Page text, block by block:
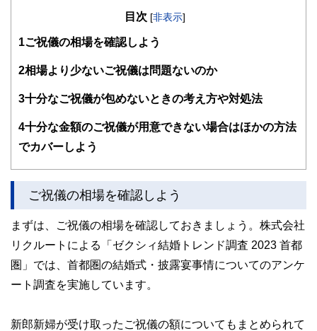
知識がない方でも理解できるようわかりやすく発信していま
得者を中心に「お金や暮らし」に関する書籍・雑誌の編集経
験者で構成され、企画立案から記事掲載まですべての工程に
関わることで、読者目線のコンテンツを追求しています。
護士、税理士、宅地建物取引士、相続診断士、住宅ローンア
ドバイザー、DCプランナー、公認会計士、社会保険労務
士、行政書士、投資アナリスト、キャリアコンサルタントな
をわかりやすく発信している点です。
執筆者・監修者による執筆体制を築くことで、内容のわかり
やすさはもちろんのこと、読み応えのあるコンテンツと確か
な情報発信を実現しています。
私たちは、快適でより良い生活のアイデアを提供するお金の
コンシェルジュを目指します。
目次 [非表示]
1 ご祝儀の相場を確認しよう
2相場より少ないご祝儀は問題ないのか
3十分なご祝儀が包めないときの考え方や対処法
4十分な金額のご祝儀が用意できない場合はほかの方法
でカバーしよう
ご祝儀の相場を確認しよう
まずは、ご祝儀の相場を確認しておきましょう。株式会社
リクルートによる「ゼクシィ結婚トレンド調査 2023 首都
圏」では、首都圏の結婚式・披露宴事情についてのアンケ
ート調査を実施しています。
新郎新婦が受け取ったご祝儀の額についてもまとめられて